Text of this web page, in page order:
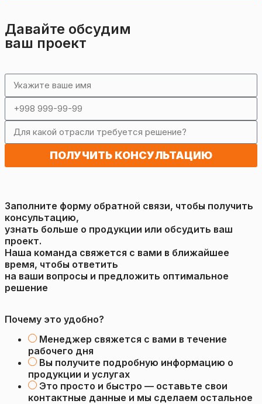
Давайте обсудим
ваш проект
ПОЛУЧИТЬ КОНСУЛЬТАЦИЮ
Заполните форму обратной связи, чтобы получить
консультацию,
узнать больше о продукции или обсудить ваш
проект.
Наша команда свяжется с вами в ближайшее
время, чтобы ответить
на ваши вопросы и предложить оптимальное
решение
Почему это удобно?
Менеджер свяжется с вами в течение
рабочего дня
Вы получите подробную информацию о
продукции и услугах
Это просто и быстро — оставьте свои
контактные данные и мы сделаем остальное